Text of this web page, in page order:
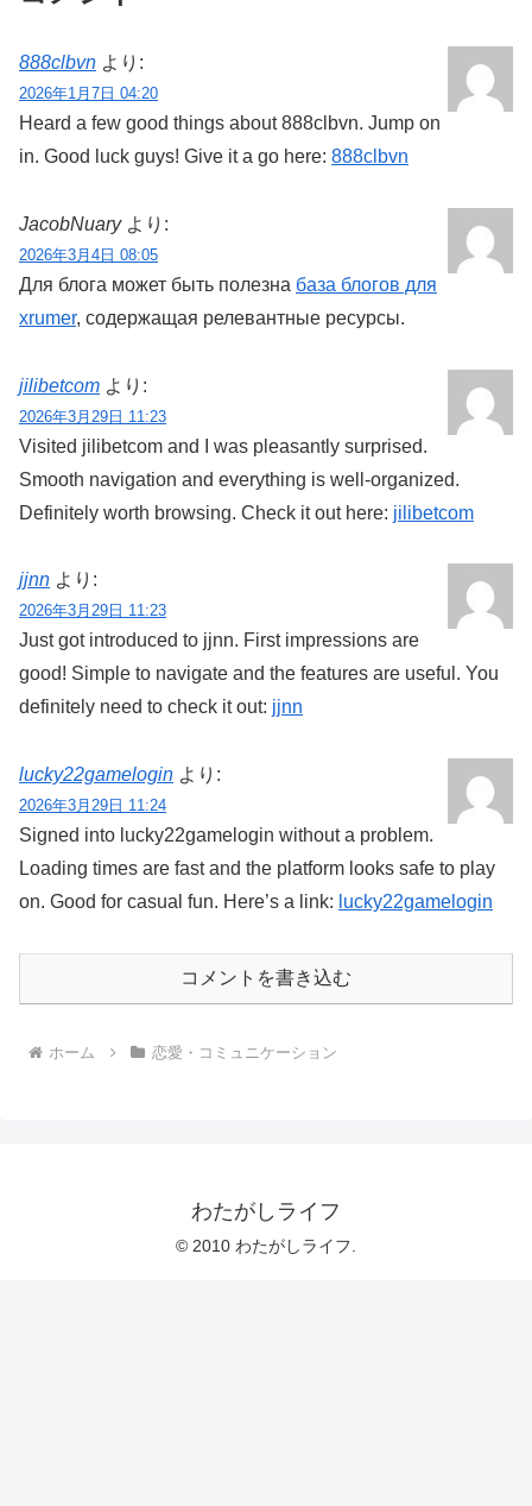
888clbvn より:
2026年1月7日 04:20
Heard a few good things about 888clbvn. Jump on
in. Good luck guys! Give it a go here: 888clbvn
JacobNuary より:
2026年3月4日 08:05
Для блога может быть полезна база блогов для
xrumer, содержащая релевантные ресурсы.
jilibetcom より:
2026年3月29日 11:23
Visited jilibetcom and I was pleasantly surprised.
Smooth navigation and everything is well-organized.
Definitely worth browsing. Check it out here: jilibetcom
jjnn より:
2026年3月29日 11:23
Just got introduced to jjnn. First impressions are
good! Simple to navigate and the features are useful. You
definitely need to check it out: jjnn
lucky22gamelogin より:
2026年3月29日 11:24
Signed into lucky22gamelogin without a problem.
Loading times are fast and the platform looks safe to play
on. Good for casual fun. Here’s a link: lucky22gamelogin
コメントを書き込む
ホーム 恋愛・コミュニケーション
わたがしライフ
© 2010 わたがしライフ.